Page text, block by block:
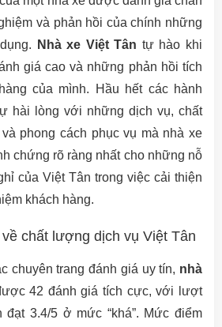
và phản hồi của chính những
Nhà xe Việt Tân tự hào khi
giá cao và những phản hồi tích
của mình. Hầu hết các hành
hài lòng với những dịch vụ, chất
phong cách phục vụ mà nhà xe
chứng rõ ràng nhất cho những nỗ
của Việt Tân trong việc cải thiện
khách hàng.
chất lượng dịch vụ Việt Tân
chuyên trang đánh giá uy tín, nhà
42 đánh giá tích cực, với lượt
đạt 3.4/5 ở mức “khá”. Mức điểm